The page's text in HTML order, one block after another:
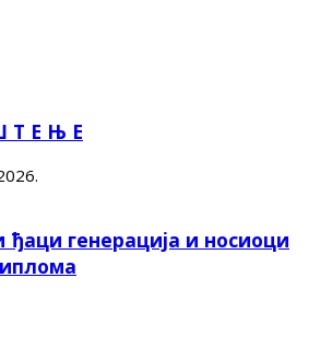
Т Е Њ Е
ђаци генерација и носиоци